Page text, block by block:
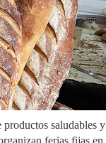
saludables y
ferias fijas en